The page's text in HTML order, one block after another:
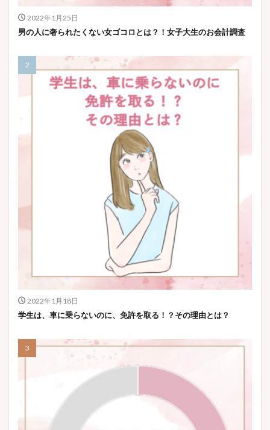
2022年1月25日
男の人に奢られたくない女ゴコロとは？！女子大生のお会計調査
2022年1月18日
学生は、車に乗らないのに、免許を取る！？その理由とは？